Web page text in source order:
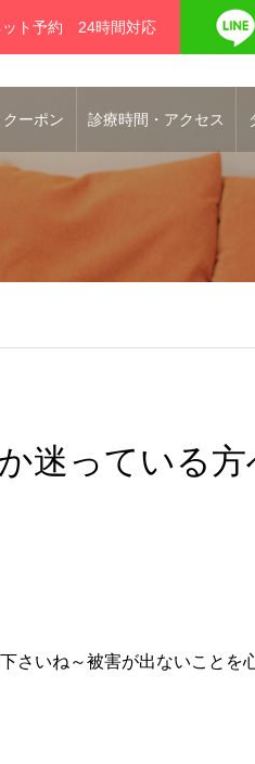
ット予約 24時間対応
ーポン 診療時間・アクセス
迷っている方
さいね～被害が出ないことを